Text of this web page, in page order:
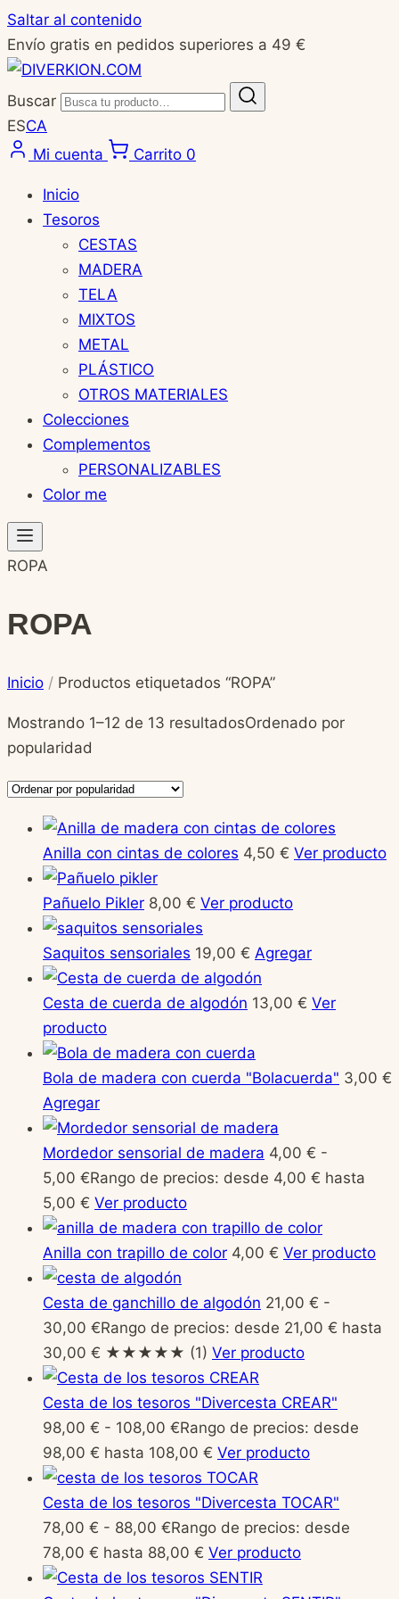
Saltar al contenido
Envío gratis en pedidos superiores a 49 €
Buscar
ESCA
Mi cuenta
Carrito 0
Inicio
Tesoros
CESTAS
MADERA
TELA
MIXTOS
METAL
PLÁSTICO
OTROS MATERIALES
Colecciones
Complementos
PERSONALIZABLES
Color me
ROPA
ROPA
Inicio / Productos etiquetados “ROPA”
Mostrando 1–12 de 13 resultadosOrdenado por
popularidad
Anilla con cintas de colores 4,50 € Ver producto
Pañuelo Pikler 8,00 € Ver producto
Saquitos sensoriales 19,00 € Agregar
Cesta de cuerda de algodón 13,00 € Ver
producto
Bola de madera con cuerda "Bolacuerda" 3,00 €
Agregar
Mordedor sensorial de madera 4,00 € -
5,00 €Rango de precios: desde 4,00 € hasta
5,00 € Ver producto
Anilla con trapillo de color 4,00 € Ver producto
Cesta de ganchillo de algodón 21,00 € -
30,00 €Rango de precios: desde 21,00 € hasta
30,00 € ★★★★★ (1) Ver producto
Cesta de los tesoros "Divercesta CREAR"
98,00 € - 108,00 €Rango de precios: desde
98,00 € hasta 108,00 € Ver producto
Cesta de los tesoros "Divercesta TOCAR"
78,00 € - 88,00 €Rango de precios: desde
78,00 € hasta 88,00 € Ver producto